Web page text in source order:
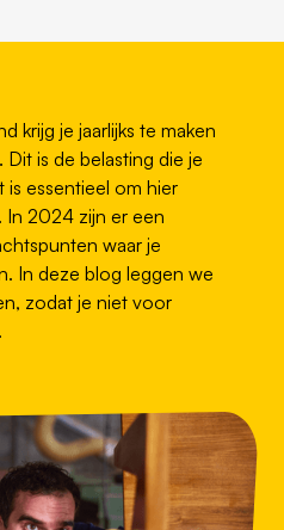
krijg je jaarlijks te maken
is de belasting die je
is essentieel om hier
2024 zijn er een
waar je
In deze blog leggen we
zodat je niet voor